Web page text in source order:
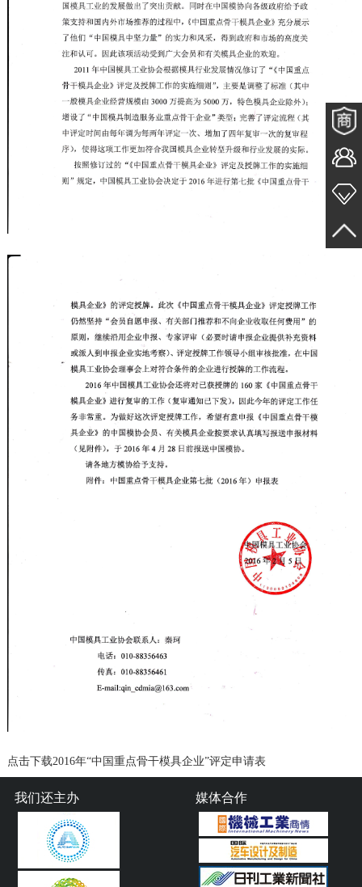
点击下载2016年“中国重点骨干模具企业”评定申请表
媒体合作
我们还主办